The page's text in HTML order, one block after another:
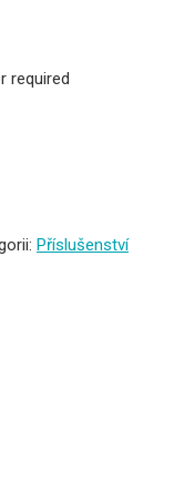
required
Příslušenství